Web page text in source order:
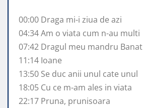
00:00 Draga mi-i ziua de azi
04:34 Am o viata cum n-au multi
07:42 Dragul meu mandru Banat
11:14 Ioane
13:50 Se duc anii unul cate unul
18:05 Cu ce m-am ales in viata
22:17 Pruna, prunisoara